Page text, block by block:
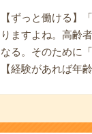
【ずっと働ける】
りますよね。高齢
なる。そのために
【経験があれば年